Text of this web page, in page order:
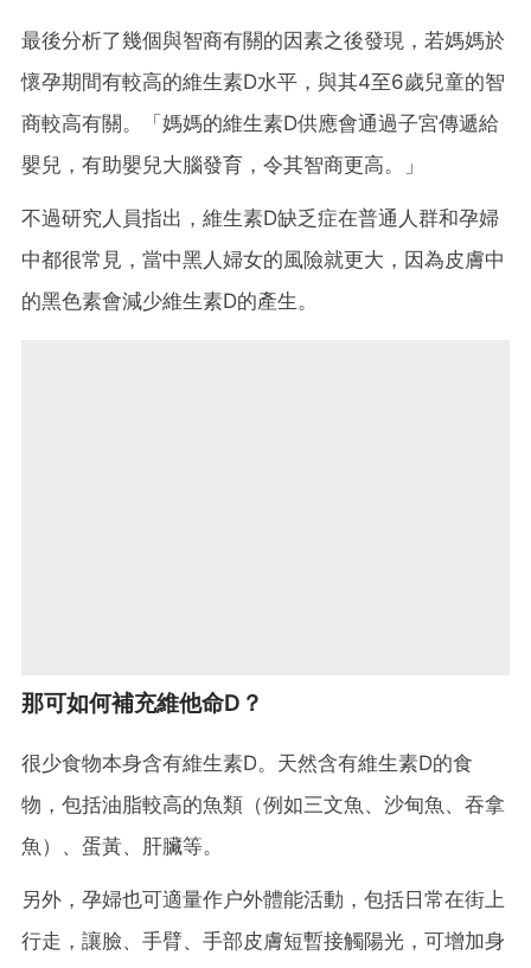
最後分析了幾個與智商有關的因素之後發現，若媽媽於
懷孕期間有較高的維生素D水平，與其4至6歲兒童的智
商較高有關。「媽媽的維生素D供應會通過子宮傳遞給
嬰兒，有助嬰兒大腦發育，令其智商更高。」
不過研究人員指出，維生素D缺乏症在普通人群和孕婦
中都很常見，當中黑人婦女的風險就更大，因為皮膚中
的黑色素會減少維生素D的產生。
那可如何補充維他命D？
很少食物本身含有維生素D。天然含有維生素D的食
物，包括油脂較高的魚類（例如三文魚、沙甸魚、吞拿
魚）、蛋黃、肝臟等。
另外，孕婦也可適量作户外體能活動，包括日常在街上
行走，讓臉、手臂、手部皮膚短暫接觸陽光，可增加身